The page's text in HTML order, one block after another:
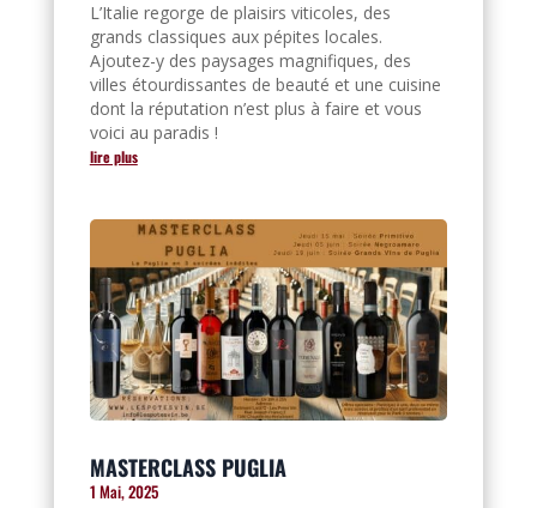
L’Italie regorge de plaisirs viticoles, des
grands classiques aux pépites locales.
Ajoutez-y des paysages magnifiques, des
villes étourdissantes de beauté et une cuisine
dont la réputation n’est plus à faire et vous
voici au paradis !
lire plus
MASTERCLASS PUGLIA
1 Mai, 2025